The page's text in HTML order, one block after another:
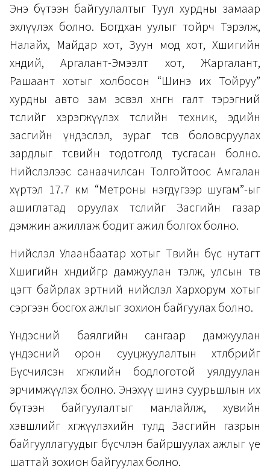
Энэ бүтээн байгуулалтыг Туул хурдны замаар
эхлүүлэх болно. Богдхан уулыг тойрч Тэрэлж,
Налайх, Майдар хот, Зуун мод хот, Хөшигийн
хөндий, Аргалант-Эмээлт хот, Жаргалант,
Рашаант хотыг холбосон “Шинэ их Тойруу”
хурдны авто зам эсвэл хөнгөн галт тэрэгний
төслийг хэрэгжүүлэх төслийн техник, эдийн
засгийн үндэслэл, зураг төсөв боловсруулах
зардлыг төсвийн тодотголд тусгасан болно.
Нийслэлээс санаачилсан Толгойтоос Амгалан
хүртэл 17.7 км “Метроны нэгдүгээр шугам”-ыг
ашиглатад оруулах төслийг Засгийн газар
дэмжин ажиллаж бодит ажил болгох болно.
Нийслэл Улаанбаатар хотыг Төвийн бүс нутагт
Хөшигийн хөндийгөөр дамжуулан тэлж, улсын төв
цэгт байрлах эртний нийслэл Хархорум хотыг
сэргээн босгох ажлыг зохион байгуулах болно.
Үндэсний баялгийн сангаар дамжуулан
үндэсний орон сууцжуулалтын хөтөлбөрийг
Бүсчилсэн хөгжлийн бодлоготой уялдуулан
эрчимжүүлэх болно. Энэхүү шинэ суурьшлын их
бүтээн байгуулалтыг манлайлж, хувийн
хэвшлийг хөгжүүлэхийн тулд Засгийн газрын
байгууллагуудыг бүсчлэн байршуулах ажлыг үе
шаттай зохион байгуулах болно.